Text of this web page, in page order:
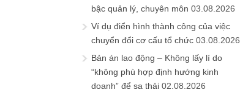
bậc quản lý, chuyên môn 03.08.2026
Ví dụ điển hình thành công của việc
chuyển đổi cơ cấu tổ chức 03.08.2026
Bản án lao động – Không lấy lí do
“không phù hợp định hướng kinh
doanh” để sa thải 02.08.2026